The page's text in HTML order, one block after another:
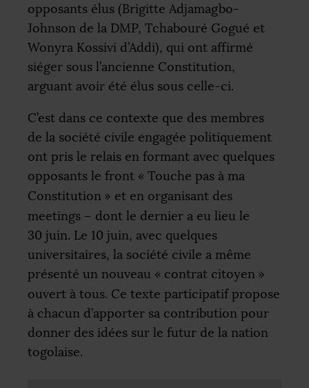
opposants élus (Brigitte Adjamagbo-
Johnson de la DMP, Tchabouré Gogué et
Wonyra Kossivi d’Addi), qui ont affirmé
siéger sous l’ancienne Constitution,
arguant avoir été élus sous celle-ci.
C’est dans ce contexte que des membres
de la société civile engagée politiquement
ont pris le relais en formant avec quelques
opposants le front « Touche pas à ma
Constitution » et en organisant des
meetings – dont le dernier a eu lieu le
30 juin. Le 10 juin, avec quelques
universitaires, la société civile a même
présenté un nouveau « contrat citoyen »
ouvert à tous. Ce texte participatif propose
à chacun d’apporter sa contribution pour
donner des idées sur le futur de la nation
togolaise.